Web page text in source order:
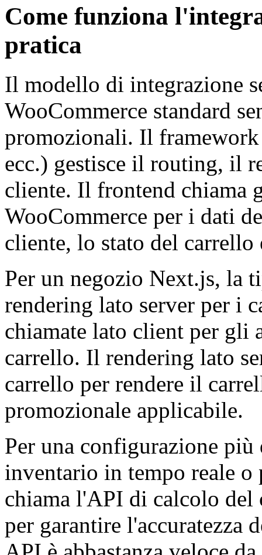
Come funziona
pratica
Il modello di integrazione
WooCommerce standard
promozionali. Il
ecc.) gestisce il routing, il
cliente. Il frontend chiama
WooCommerce per i dati
cliente, lo stato del
Per un negozio Next.js, la
rendering lato server per i
chiamate lato client per gli
carrello. Il rendering lato
carrello per rendere il
promozionale applicabile.
Per una configurazione più
inventario in tempo reale
chiama l'API di calcolo del
per garantire l'accuratezza